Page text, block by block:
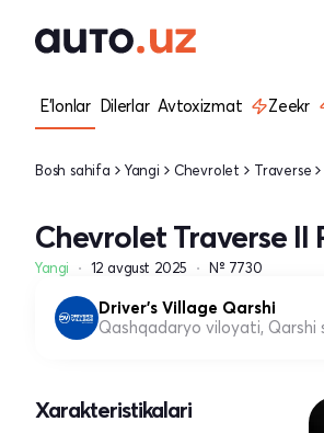
E'lonlar Dilerlar Avtoxizmat Zeekr
Bosh sahifa Yangi Chevrolet Traverse
Chevrolet Traverse II
Yangi 12 avgust 2025 № 7730
Driver's Village Qarshi
Qashqadaryo viloyati, Qarshi
Xarakteristikalari